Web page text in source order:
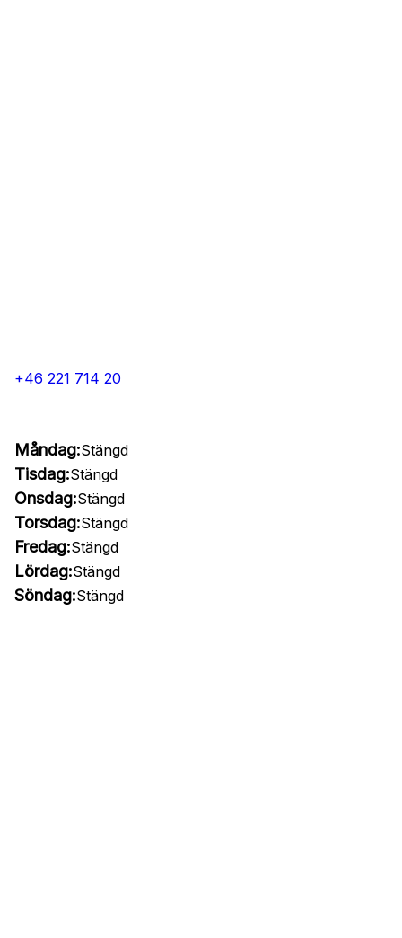
+46 221 714 20
Måndag:Stängd
Tisdag:Stängd
Onsdag:Stängd
Torsdag:Stängd
Fredag:Stängd
Lördag:Stängd
Söndag:Stängd